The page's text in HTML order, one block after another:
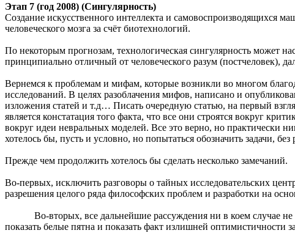
Этап 7 (год 2008) (Сингулярность)
Создание искусственного интеллекта и самовоспроизводящихся
человеческого мозга за счёт биотехнологий.
По некоторым прогнозам, технологическая сингулярность может
принципиально отличный от человеческого разум (постчеловек),
Вернемся к проблемам и мифам, которые возникли во многом
исследований. В целях разоблачения мифов, написано и
изложения статей и т.д… Писать очередную статью, на первый
является констатация того факта, что все они строятся вокруг
вокруг идеи невральных моделей. Все это верно, но практически
хотелось бы, пусть и условно, но попытаться обозначить задачи,
Прежде чем продолжить хотелось бы сделать несколько замечаний.
Во-первых, исключить разговоры о тайных исследовательских
разрешения целого ряда философских проблем и разработки на
Во-вторых, все дальнейшие рассуждения ни в коем случае не
показать белые пятна и показать факт излишней